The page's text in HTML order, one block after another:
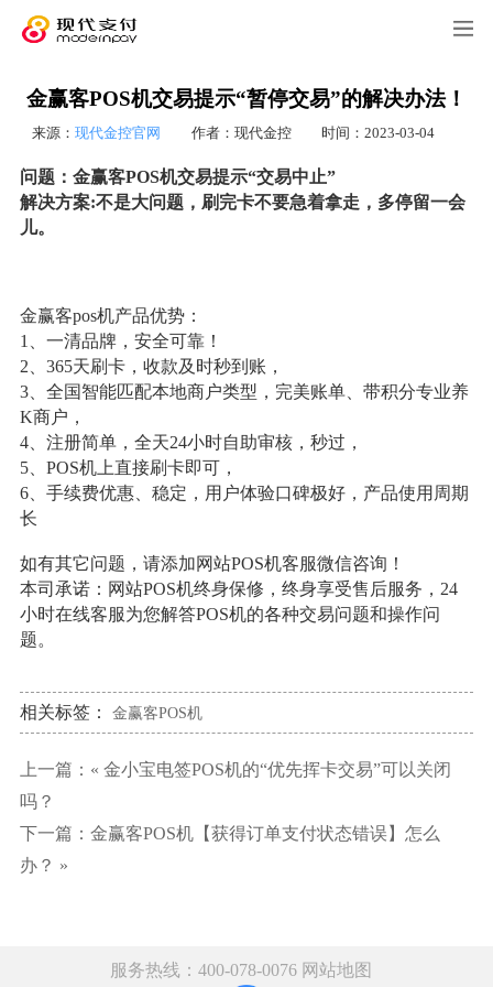
金赢客POS机交易提示“暂停交易”的解决办法！
来源： 现代金控官网 作者：现代金控 时间：2023-03-04
问题：金赢客POS机交易提示“交易中止”
解决方案:不是大问题，刷完卡不要急着拿走，多停留一会
儿。
金赢客pos机产品优势：
1、一清品牌，安全可靠！
2、365天刷卡，收款及时秒到账，
3、全国智能匹配本地商户类型，完美账单、带积分专业养
K商户，
4、注册简单，全天24小时自助审核，秒过，
5、POS机上直接刷卡即可，
6、手续费优惠、稳定，用户体验口碑极好，产品使用周期
长
如有其它问题，请添加网站POS机客服微信咨询！
本司承诺：网站POS机终身保修，终身享受售后服务，24
小时在线客服为您解答POS机的各种交易问题和操作问
题。
相关标签： 金赢客POS机
上一篇：« 金小宝电签POS机的“优先挥卡交易”可以关闭
吗？
下一篇： 金赢客POS机【获得订单支付状态错误】怎么
办？ »
服务热线：400-078-0076 网站地图